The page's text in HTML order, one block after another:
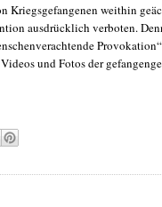
Kriegsgefangenen weithin
ausdrücklich verboten.
und Fotos der